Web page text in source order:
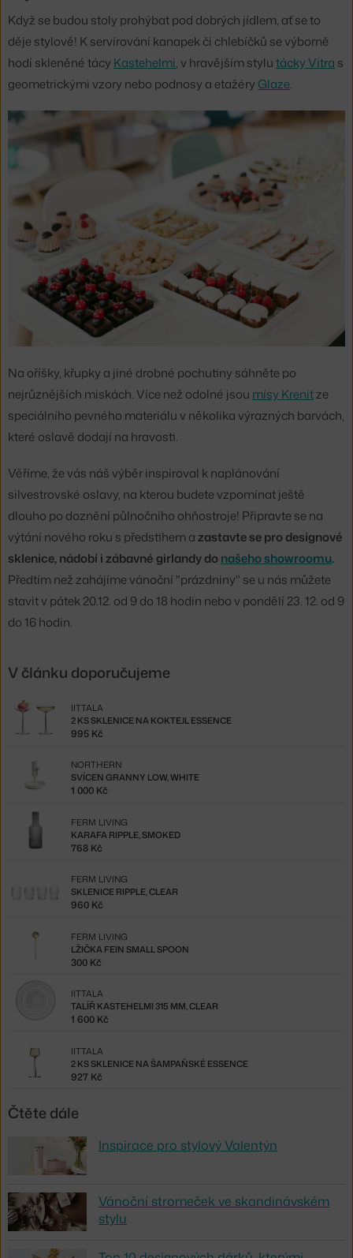
Když se budou stoly prohýbat pod dobrých jídlem, ať se to
děje stylově! K servírování kanapek či chlebíčků se výborně
hodí skleněné tácy Kastehelmi, v hravějším stylutácky Vitra s
geometrickými vzory nebo podnosy a etažéry Glaze.
Na oříšky, křupky a jiné drobné pochutiny sáhněte po
nejrůznějších miskách. Více než odolné jsou mísy Krenitze
speciálního pevného materiálu v několika výrazných barvách,
které oslavě dodají na hravosti.
Věříme, že vás náš výběr inspiroval k naplánování
silvestrovské oslavy, na kterou budete vzpomínat ještě
dlouho po doznění půlnočního ohňostroje! Připravte se na
výtání nového roku s předstihem azastavte se pro designové
sklenice, nádobí i zábavné girlandy do našeho showroomu.
Předtím než zahájíme vánoční "prázdniny" se u nás můžete
stavit v pátek 20.12. od 9 do 18 hodin nebo v pondělí 23. 12. od 9
do 16 hodin.
V článku doporučujeme
2 KS SKLENICE NA KOKTEJL ESSENCE
IITTALA
995 Kč
SVÍCEN GRANNY LOW, WHITE
NORTHERN
1 000 Kč
KARAFA RIPPLE, SMOKED
FERM LIVING
768 Kč
SKLENICE RIPPLE, CLEAR
FERM LIVING
960 Kč
LŽIČKA FEIN SMALL SPOON
FERM LIVING
300 Kč
TALÍŘ KASTEHELMI 315 MM, CLEAR
IITTALA
1 600 Kč
2 KS SKLENICE NA ŠAMPAŇSKÉ ESSENCE
IITTALA
927 Kč
Čtěte dále
Inspirace pro stylový Valentýn
Vánoční stromeček ve skandinávském
stylu